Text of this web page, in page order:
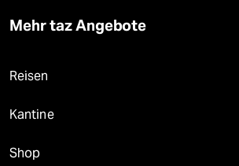
Mehr taz Angebote
Reisen
Kantine
Shop